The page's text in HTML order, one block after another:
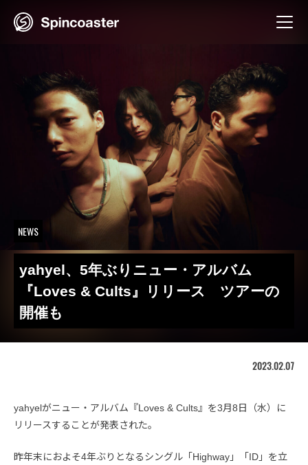
NEWS
yahyel、5年ぶりニュー・アルバム
『Loves & Cults』リリース ツアーの
開催も
2023.02.07
yahyelがニュー・アルバム『Loves & Cults』を3月8日（水）に
リリースすることが発表された。
昨年末におよそ4年ぶりとなるシングル「Highway」「ID」を立